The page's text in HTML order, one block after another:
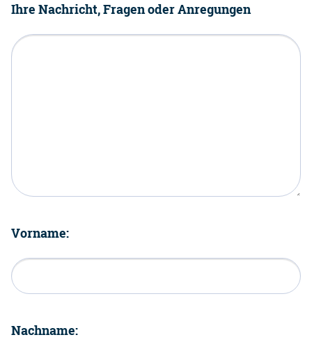
Ihre Nachricht, Fragen oder Anregungen
Vorname:
Nachname: